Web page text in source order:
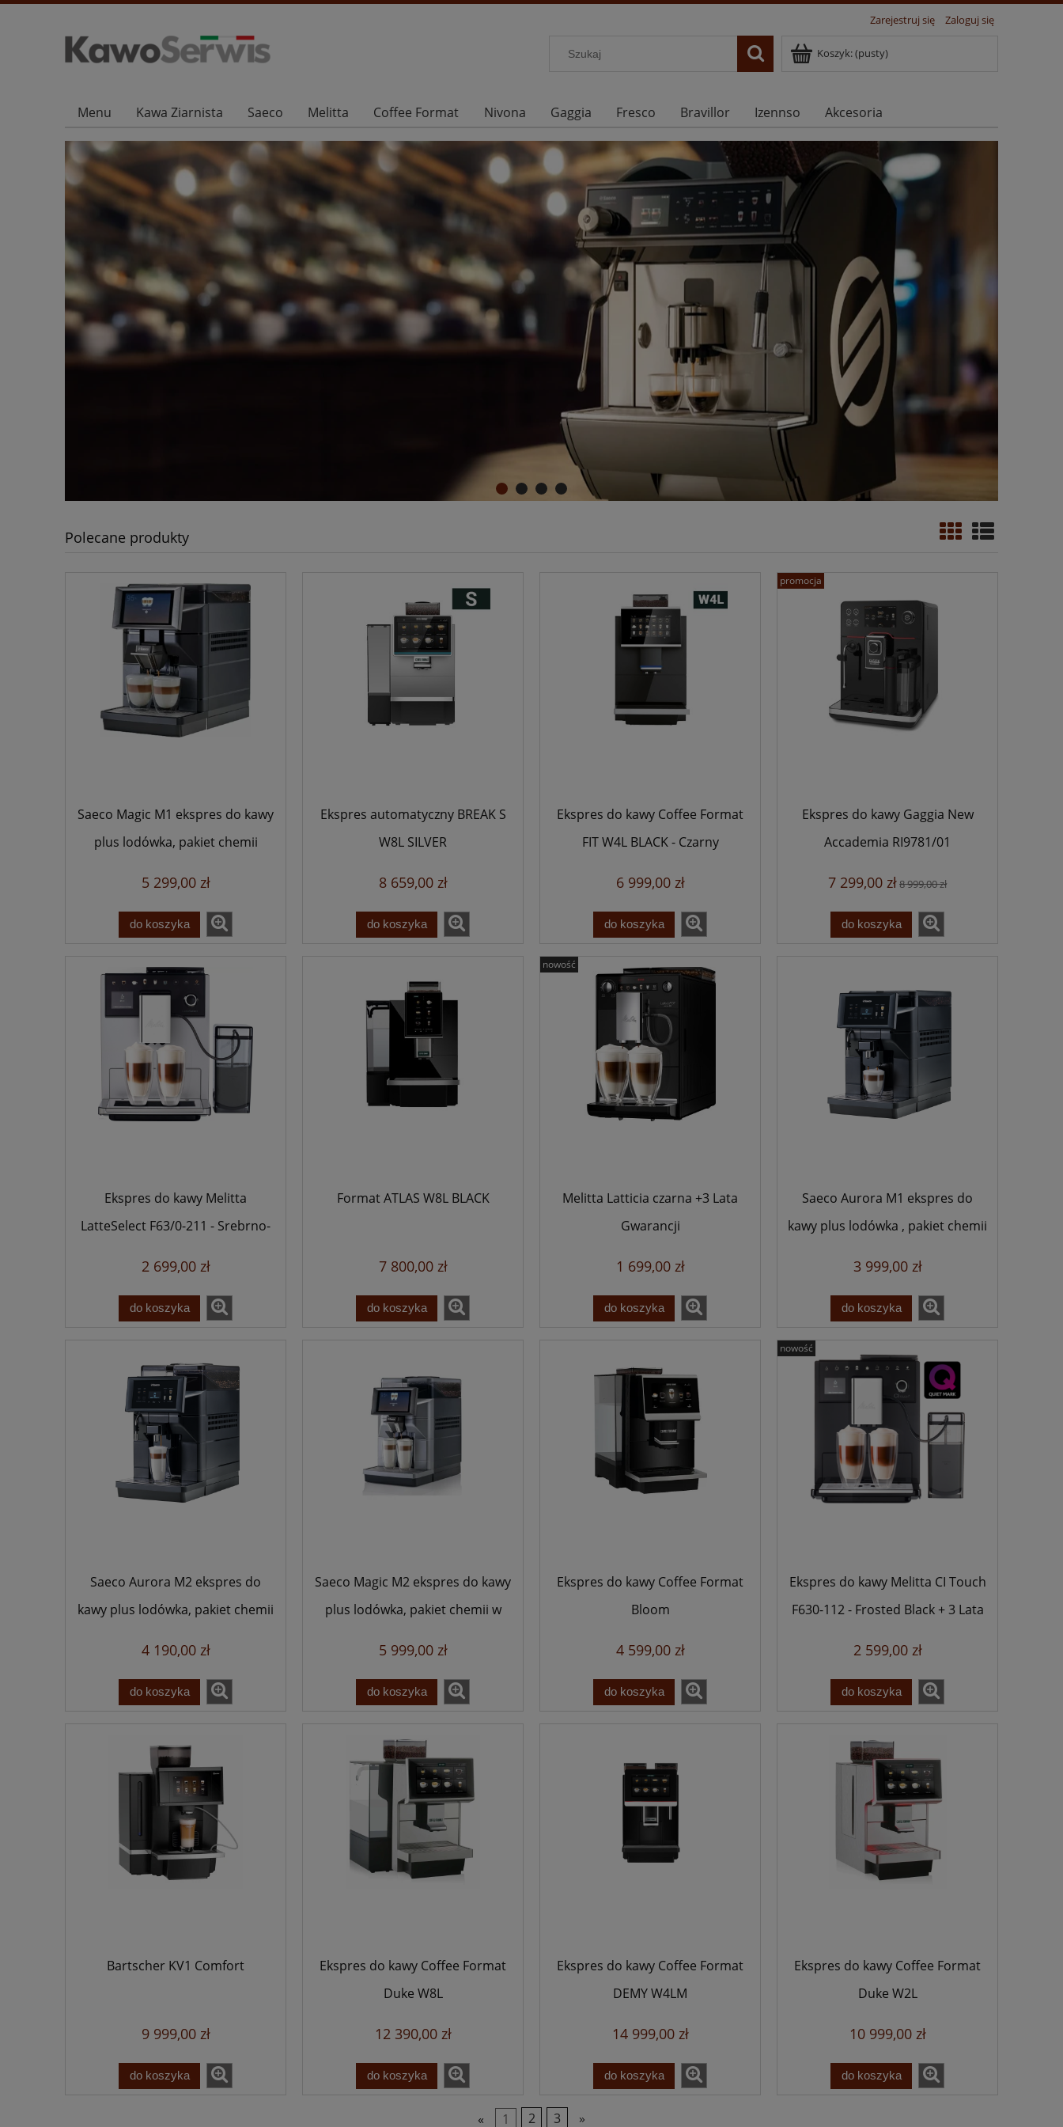
Zarejestruj się Zaloguj się
Koszyk:(pusty)
Menu Kawa Ziarnista Saeco Melitta Coffee Format Nivona Gaggia Fresco Bravillor Izennso
Akcesoria
Kontakt i dane firmy
Polecane produkty
Saeco Magic M1 ekspres do kawy
plus lodówka, pakiet chemii
5 299,00 zł
do koszyka
Ekspres automatyczny BREAK S
W8L SILVER
8 659,00 zł
do koszyka
Ekspres do kawy Coffee Format
FIT W4L BLACK - Czarny
6 999,00 zł
do koszyka
Ekspres do kawy Gaggia New
Accademia RI9781/01
7 299,00 zł8 999,00 zł
do koszyka
promocja
Ekspres do kawy Melitta
LatteSelect F63/0-211 - Srebrno-
2 699,00 zł
do koszyka
Format ATLAS W8L BLACK
7 800,00 zł
do koszyka
Melitta Latticia czarna +3 Lata
Gwarancji
1 699,00 zł
do koszyka
nowość
Saeco Aurora M1 ekspres do
kawy plus lodówka , pakiet chemii
3 999,00 zł
do koszyka
Saeco Aurora M2 ekspres do
kawy plus lodówka, pakiet chemii
4 190,00 zł
do koszyka
Saeco Magic M2 ekspres do kawy
plus lodówka, pakiet chemii w
5 999,00 zł
do koszyka
Ekspres do kawy Coffee Format
Bloom
4 599,00 zł
do koszyka
Ekspres do kawy Melitta CI Touch
F630-112 - Frosted Black + 3 Lata
2 599,00 zł
do koszyka
nowość
Bartscher KV1 Comfort
9 999,00 zł
do koszyka
Ekspres do kawy Coffee Format
Duke W8L
12 390,00 zł
do koszyka
Ekspres do kawy Coffee Format
DEMY W4LM
14 999,00 zł
do koszyka
Ekspres do kawy Coffee Format
Duke W2L
10 999,00 zł
do koszyka
« 1 2 3 »